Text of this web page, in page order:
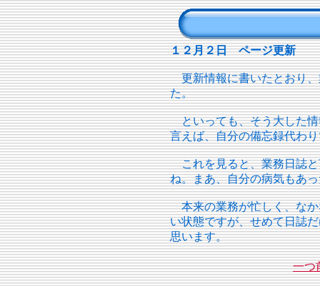
１２月２日 ページ更新
更新情報に書いたとおり、
た。
といっても、そう大した情
言えば、自分の備忘録代わ
これを見ると、業務日誌と
ね。まあ、自分の病気もあ
本来の業務が忙しく、なか
い状態ですが、せめて日誌
思います。
一つ